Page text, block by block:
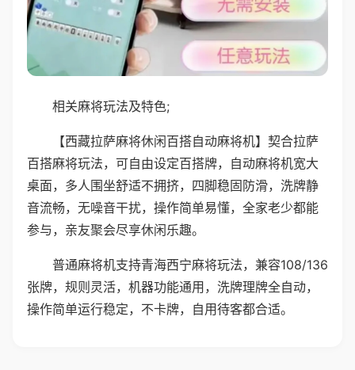
相关麻将玩法及特色;
【西藏拉萨麻将休闲百搭自动麻将机】契合拉萨
百搭麻将玩法，可自由设定百搭牌，自动麻将机宽大
桌面，多人围坐舒适不拥挤，四脚稳固防滑，洗牌静
音流畅，无噪音干扰，操作简单易懂，全家老少都能
参与，亲友聚会尽享休闲乐趣。
普通麻将机支持青海西宁麻将玩法，兼容108/136
张牌，规则灵活，机器功能通用，洗牌理牌全自动，
操作简单运行稳定，不卡牌，自用待客都合适。